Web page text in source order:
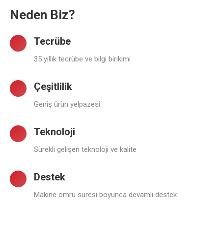
Neden Biz?
Tecrübe
35 yıllık tecrübe ve bilgi birikimi
Çeşitlilik
Geniş ürün yelpazesi
Teknoloji
Sürekli gelişen teknoloji ve kalite
Destek
Makine ömrü süresi boyunca devamlı destek